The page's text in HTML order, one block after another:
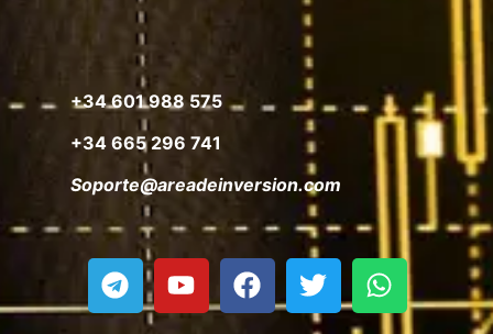
+34 601 988 575
+34 665 296 741
Soporte@areadeinversion.com